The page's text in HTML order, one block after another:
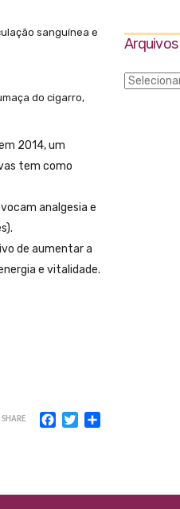
sanguínea e
do cigarro,
2014, um
tem como
analgesia e
de aumentar a
e vitalidade.
SHARE Facebook
Twitter
Arquivos